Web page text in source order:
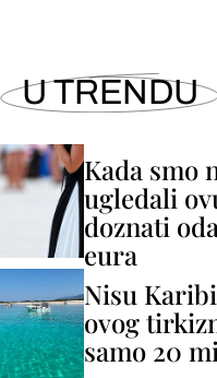
U TRENDU
Kada smo
ugledali
doznati
eura
Nisu
ovog
samo 20